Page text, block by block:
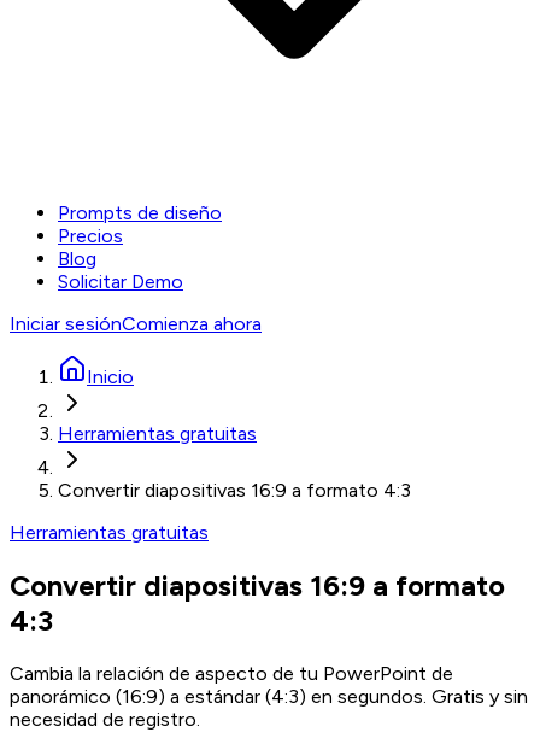
Prompts de diseño
Precios
Blog
Solicitar Demo
Iniciar sesiónComienza ahora
Inicio
Herramientas gratuitas
Convertir diapositivas 16:9 a formato 4:3
Herramientas gratuitas
Convertir diapositivas 16:9 a formato
4:3
Cambia la relación de aspecto de tu PowerPoint de
panorámico (16:9) a estándar (4:3) en segundos. Gratis y sin
necesidad de registro.